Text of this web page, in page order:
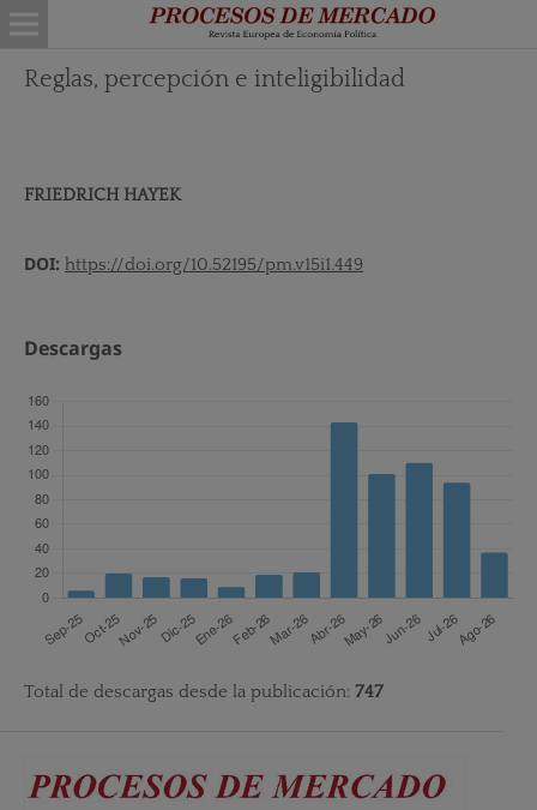
Reglas, percepción e inteligibilidad
FRIEDRICH HAYEK
DOI: https://doi.org/10.52195/pm.v15i1.449
Descargas
Total de descargas desde la publicación: 747